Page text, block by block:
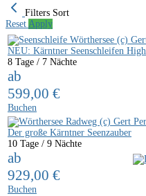
Filters Sort
Reset Apply
NEU: Kärntner Seenschleifen
8 Tage / 7 Nächte
ab
599,00 €
Buchen
Der große Kärntner Seenzauber
10 Tage / 9 Nächte
ab
929,00 €
Buchen